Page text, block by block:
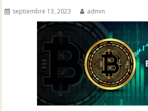
septiembre 13, 2023 admin